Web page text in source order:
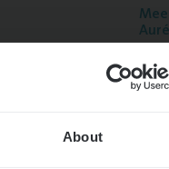
About